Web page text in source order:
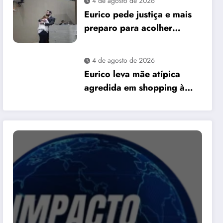
David Almeida
Eurico pede justiça e mais
preparo para acolher
4 de agosto de 2026
Eurico leva mãe atípica
agredida em shopping à
preparo dos
estabelecimentos para
acolher autistas